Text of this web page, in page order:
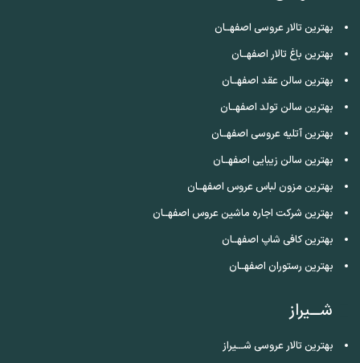
بهترین تالار عروسی اصفهــان
بهترین باغ تالار اصفهــان
بهترین سالن عقد اصفهــان
بهترین سالن تولد اصفهــان
بهترین آتلیه عروسی اصفهــان
بهترین سالن زیبایی اصفهــان
بهترین مزون لباس عروس اصفهــان
بهترین شرکت اجاره ماشین عروس اصفهــان
بهترین کافی شاپ اصفهــان
بهترین رستوران اصفهــان
شـــیراز
بهترین تالار عروسی شـــیراز